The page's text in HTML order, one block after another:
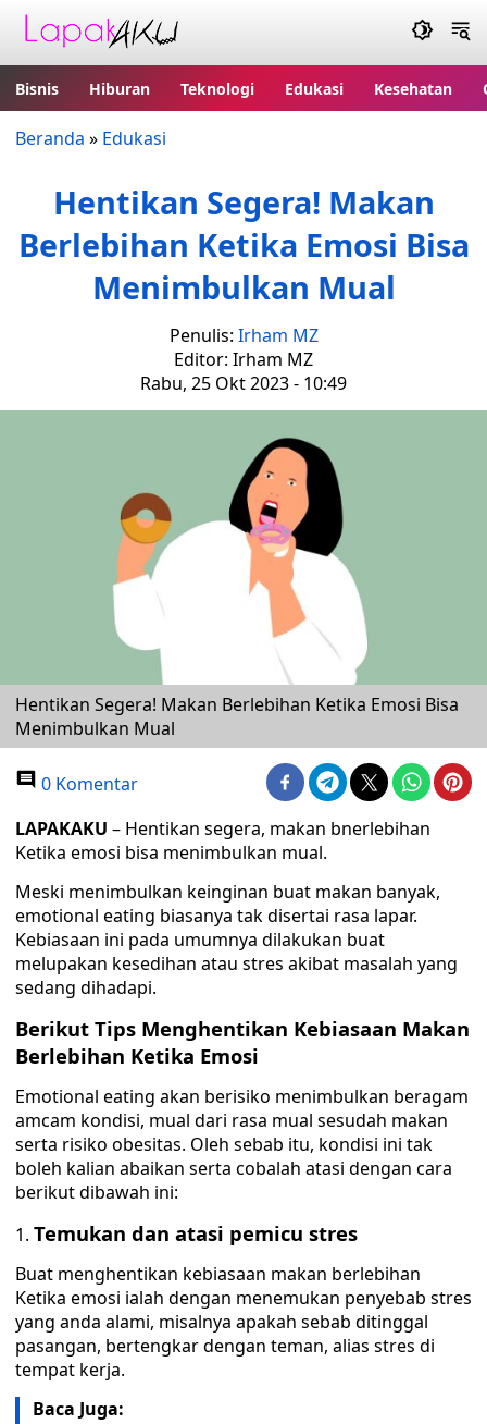
Bisnis Hiburan Teknologi Edukasi Kesehatan
Beranda » Edukasi
Hentikan Segera! Makan
Berlebihan Ketika Emosi Bisa
Menimbulkan Mual
Penulis: Irham MZ
Editor: Irham MZ
Rabu, 25 Okt 2023 - 10:49
Hentikan Segera! Makan Berlebihan Ketika Emosi Bisa
Menimbulkan Mual
0 Komentar
LAPAKAKU – Hentikan segera, makan bnerlebihan
Ketika emosi bisa menimbulkan mual.
Meski menimbulkan keinginan buat makan banyak,
emotional eating biasanya tak disertai rasa lapar.
Kebiasaan ini pada umumnya dilakukan buat
melupakan kesedihan atau stres akibat masalah yang
sedang dihadapi.
Berikut Tips Menghentikan Kebiasaan Makan
Berlebihan Ketika Emosi
Emotional eating akan berisiko menimbulkan beragam
amcam kondisi, mual dari rasa mual sesudah makan
serta risiko obesitas. Oleh sebab itu, kondisi ini tak
boleh kalian abaikan serta cobalah atasi dengan cara
berikut dibawah ini:
Temukan dan atasi pemicu stres
Buat menghentikan kebiasaan makan berlebihan
Ketika emosi ialah dengan menemukan penyebab stres
yang anda alami, misalnya apakah sebab ditinggal
pasangan, bertengkar dengan teman, alias stres di
tempat kerja.
Baca Juga: